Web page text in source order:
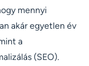
mennyi
akár egyetlen év
a
(SEO).